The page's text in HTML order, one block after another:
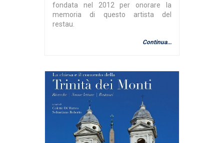
fondata nel 2012 per onorare la
memoria di questo artista del
restau.
Continua...